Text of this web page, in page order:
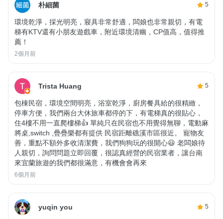
朴細菌 5
環境乾淨，採光明亮，寢具非常舒適，闆娘也非常親切，有電
梯有KTV還有小朋友遊戲車，附近環境清幽，CP值高，值得推
薦！
2個月前
Trista Huang 5
包棟民宿，環境空間明亮，浴室乾淨，廚房餐具給的很精緻，
停車方便，我們兩台大休旅車都停的下，有電梯真的很貼心，
住4樓不用一直爬樓梯👍 單純只在民宿也不用覺得無聊，電動麻
將桌,switch ,疊疊樂都有提供 民宿距離礁溪市區很近。 寵物友
善，重點不額外多收清潔費，我們狗狗玩的很開心😃 老闆娘待
人親切，詢問問題立即回覆，很認真經營的民宿業者，讓台南
來宜蘭旅遊的我們都很滿意，有機會會再來
6個月前
yuqin you 5